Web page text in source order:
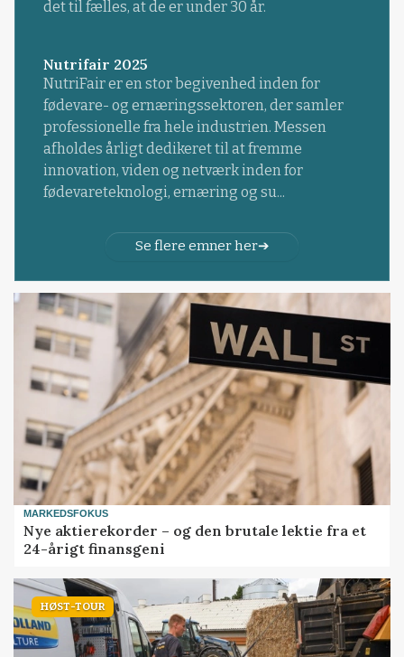
det til fælles, at de er under 30 år.
Nutrifair 2025
NutriFair er en stor begivenhed inden for
fødevare- og ernæringssektoren, der samler
professionelle fra hele industrien. Messen
afholdes årligt dedikeret til at fremme
innovation, viden og netværk inden for
fødevareteknologi, ernæring og su...
Se flere emner her
MARKEDSFOKUS
Nye aktierekorder – og den brutale lektie fra et
24-årigt finansgeni
HØST-TOUR